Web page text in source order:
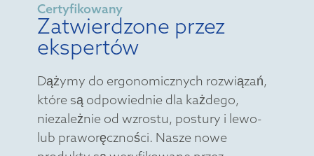
Certyfikowany
Zatwierdzone przez
ekspertów
Dążymy do ergonomicznych rozwiązań,
które są odpowiednie dla każdego,
niezależnie od wzrostu, postury i lewo-
lub praworęczności. Nasze nowe